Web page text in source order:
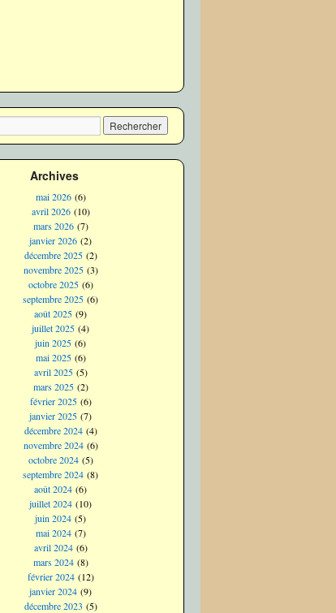
Archives
mai 2026(6)
avril 2026(10)
mars 2026(7)
janvier 2026 (2)
décembre 2025(2)
novembre 2025(3)
octobre 2025(6)
septembre 2025 (6)
août 2025 (9)
juillet 2025 (4)
juin 2025 (6)
mai 2025(6)
avril 2025(5)
mars 2025(2)
février 2025(6)
janvier 2025 (7)
décembre 2024(4)
novembre 2024(6)
octobre 2024(5)
septembre 2024 (8)
août 2024 (6)
juillet 2024 (10)
juin 2024 (5)
mai 2024(7)
avril 2024(6)
mars 2024(8)
février 2024(12)
janvier 2024 (9)
décembre 2023 (5)